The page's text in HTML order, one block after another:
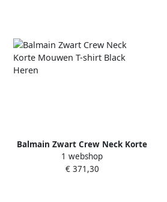
Balmain Zwart Crew Neck Korte
Mouwen T-shirt Black Heren
1 webshop
€ 371,30